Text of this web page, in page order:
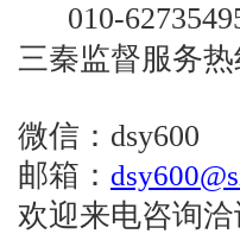
010-
三秦监督服务
微信：dsy600
邮箱：
欢迎来电咨询